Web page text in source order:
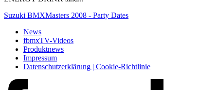
Suzuki BMXMasters 2008 - Party Dates
News
fbmxTV-Videos
Produktnews
Impressum
Datenschutzerklärung | Cookie-Richtlinie